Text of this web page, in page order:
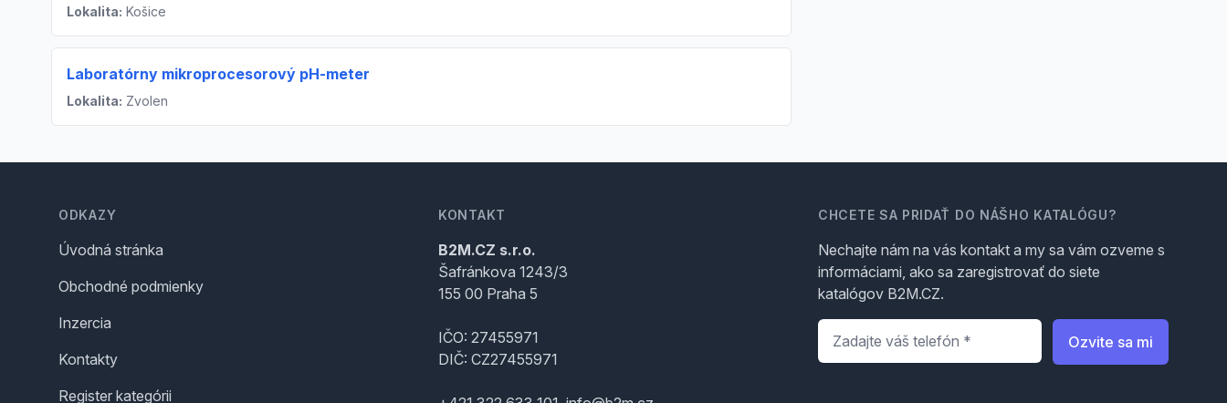
Lokalita: Košice
Laboratórny mikroprocesorový pH-meter
Lokalita: Zvolen
ODKAZY
Úvodná stránka
Obchodné podmienky
Inzercia
Kontakty
Register kategórii
KONTAKT
B2M.CZ s.r.o.
Šafránkova 1243/3
155 00 Praha 5
IČO: 27455971
DIČ: CZ27455971
CHCETE SA PRIDAŤ DO NÁŠHO KATALÓGU?
Nechajte nám na vás kontakt a my sa vám ozveme s
informáciami, ako sa zaregistrovať do siete
katalógov B2M.CZ.
Telefón
Ozvite sa mi